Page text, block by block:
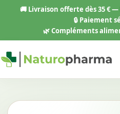
🚚 Livraison offerte dès 35 €
🔒 Paiement
🌿 Compléments